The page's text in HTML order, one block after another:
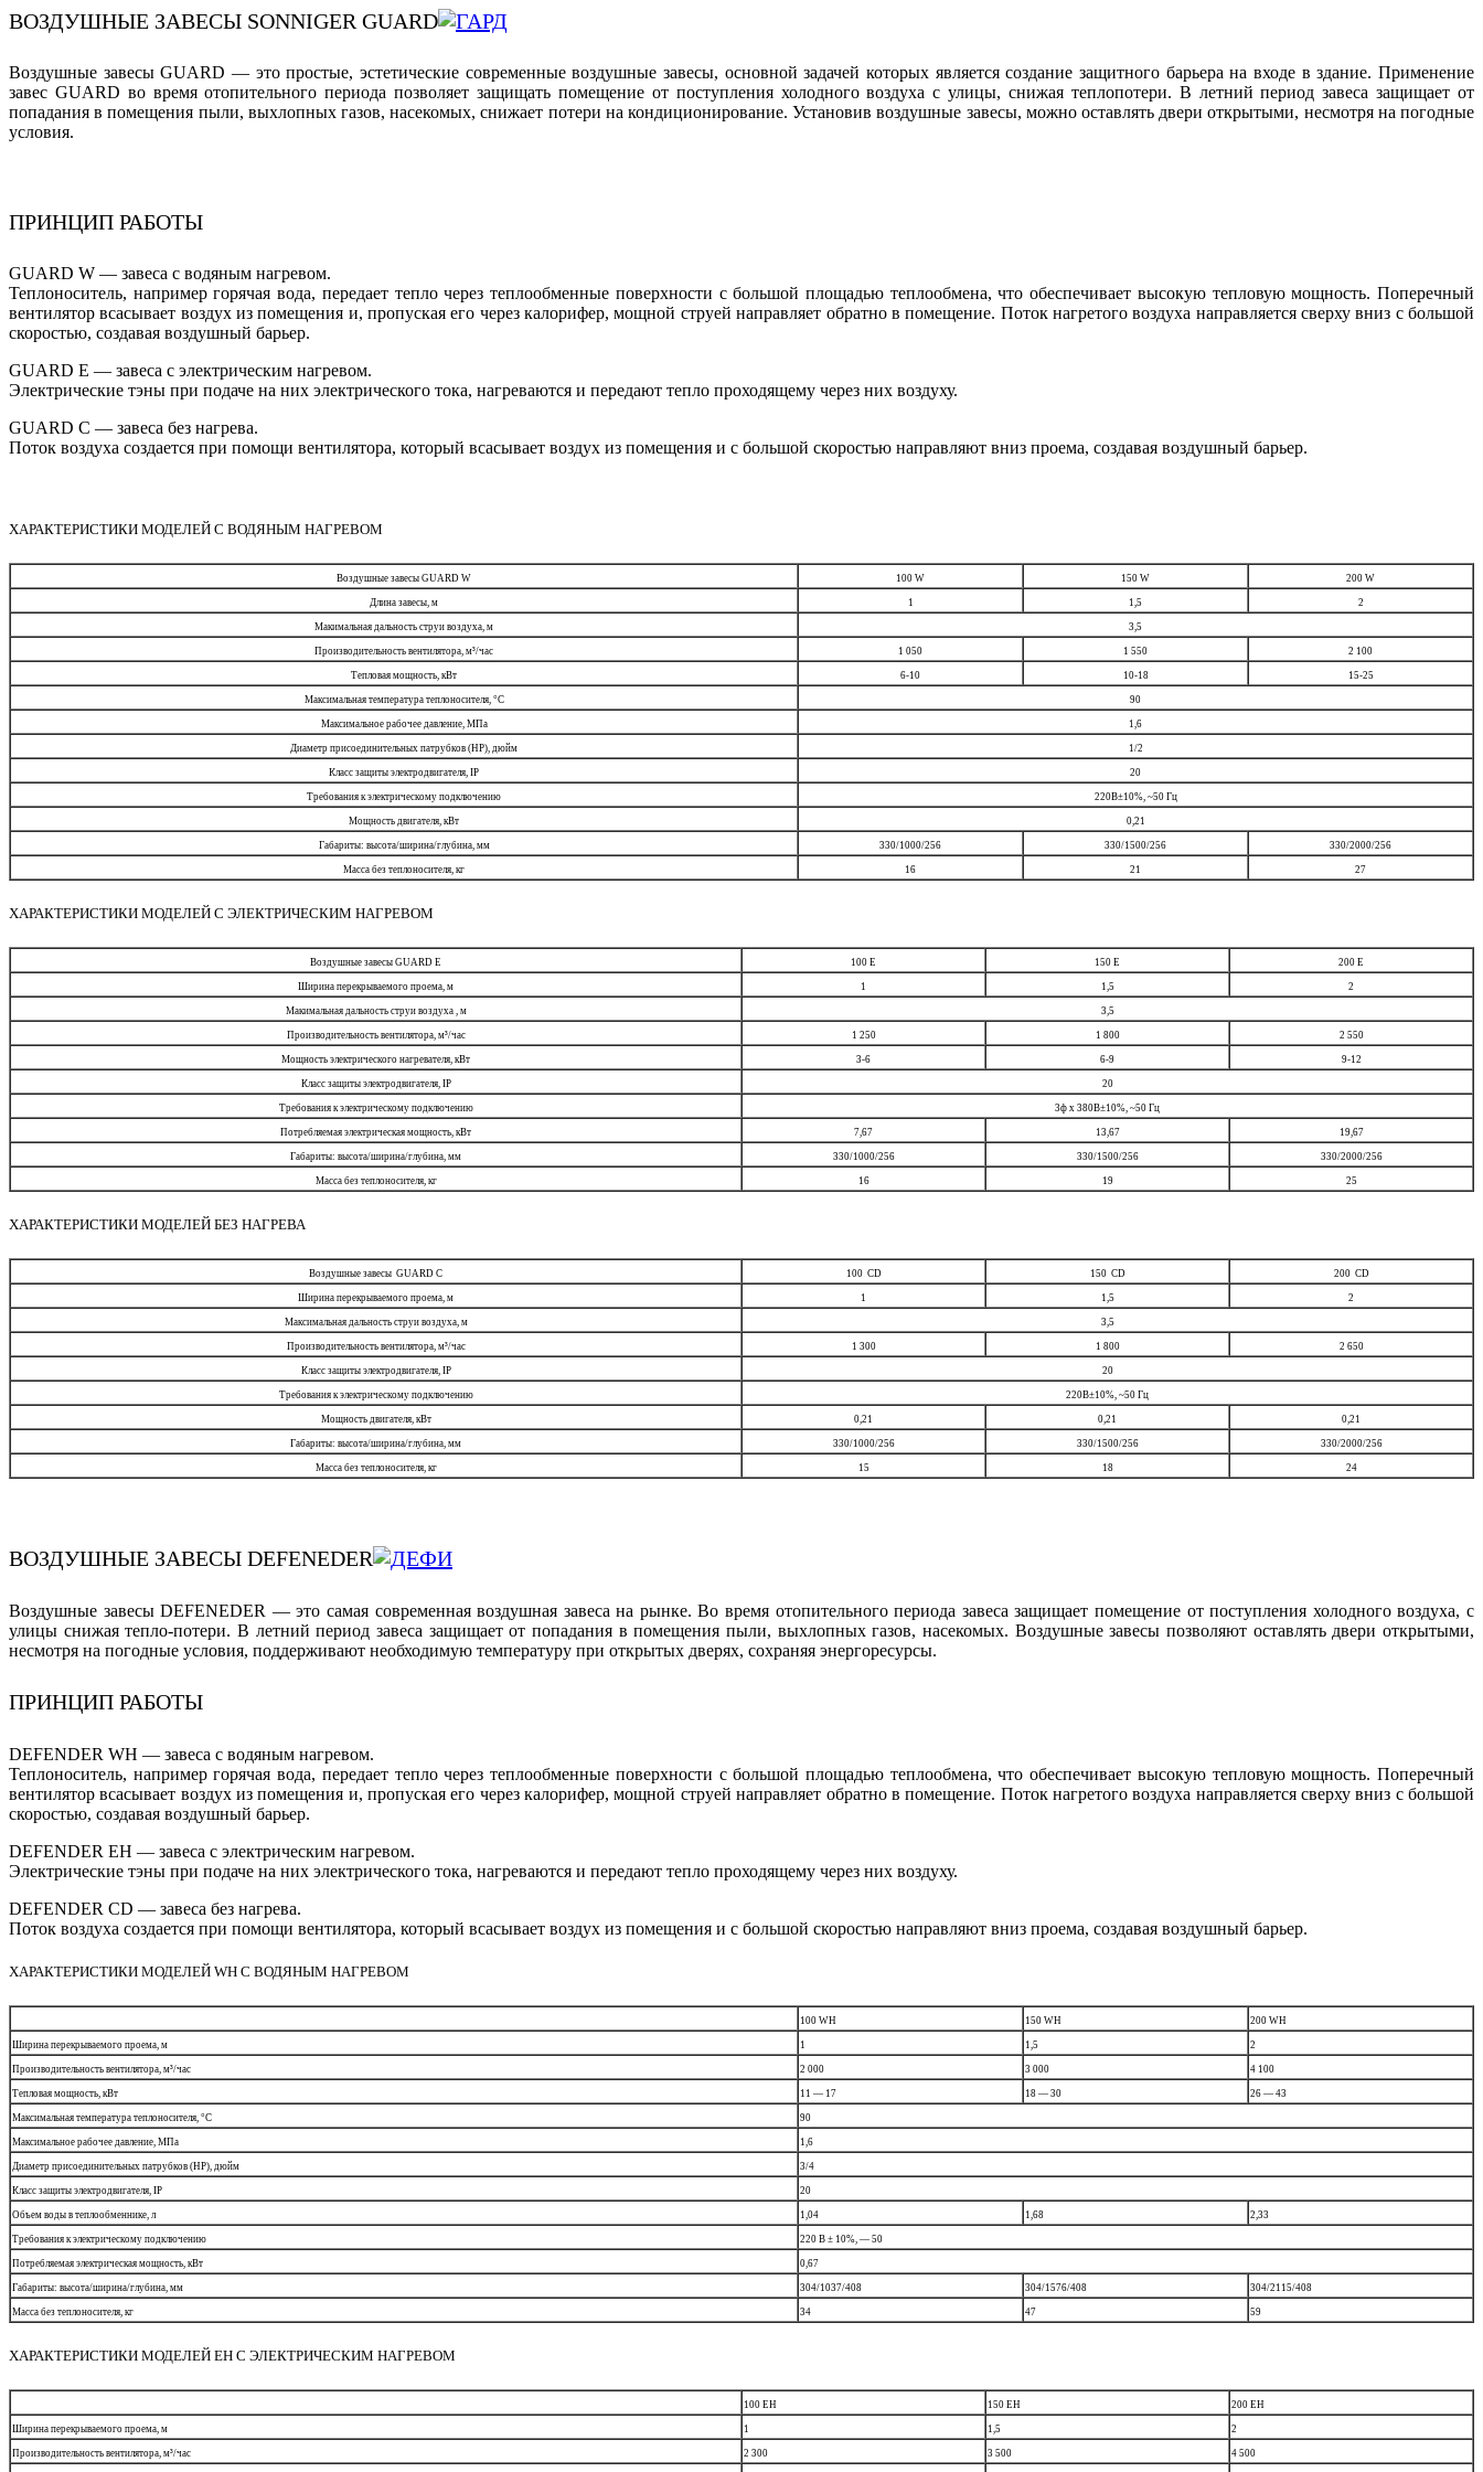
ВОЗДУШНЫЕ ЗАВЕСЫ SONNIGER GUARD
Воздушные завесы GUARD — это простые, эстетические современные воздушные завесы, основной задачей которых является создание защитного барьера на входе в здание. Применение
завес GUARD во время отопительного периода позволяет защищать помещение от поступления холодного воздуха с улицы, снижая теплопотери. В летний период завеса защищает от
попадания в помещения пыли, выхлопных газов, насекомых, снижает потери на кондиционирование. Установив воздушные завесы, можно оставлять двери открытыми, несмотря на погодные
условия.
ПРИНЦИП РАБОТЫ
GUARD W — завеса с водяным нагревом.
Теплоноситель, например горячая вода, передает тепло через теплообменные поверхности с большой площадью теплообмена, что обеспечивает высокую тепловую мощность. Поперечный
вентилятор всасывает воздух из помещения и, пропуская его через калорифер, мощной струей направляет обратно в помещение. Поток нагретого воздуха направляется сверху вниз с большой
скоростью, создавая воздушный барьер.
GUARD E — завеса с электрическим нагревом.
Электрические тэны при подаче на них электрического тока, нагреваются и передают тепло проходящему через них воздуху.
GUARD C — завеса без нагрева.
Поток воздуха создается при помощи вентилятора, который всасывает воздух из помещения и с большой скоростью направляют вниз проема, создавая воздушный барьер.
ХАРАКТЕРИСТИКИ МОДЕЛЕЙ С ВОДЯНЫМ НАГРЕВОМ
Воздушные завесы GUARD W 100 W 150 W 200 W
Длина завесы, м 1 1,5 2
Макимальная дальность струи воздуха, м 3,5
Производительность вентилятора, м³/час 1 050 1 550 2 100
Тепловая мощность, кВт 6-10 10-18 15-25
Максимальная температура теплоносителя, °С 90
Максимальное рабочее давление, МПа 1,6
Диаметр присоединительных патрубков (НР), дюйм 1/2
Класс защиты электродвигателя, IP 20
Требования к электрическому подключению 220В±10%, ~50 Гц
Мощность двигателя, кВт 0,21
Габариты: высота/ширина/глубина, мм 330/1000/256 330/1500/256 330/2000/256
Масса без теплоносителя, кг 16 21 27
ХАРАКТЕРИСТИКИ МОДЕЛЕЙ С ЭЛЕКТРИЧЕСКИМ НАГРЕВОМ
Воздушные завесы GUARD E 100 E 150 E 200 E
Ширина перекрываемого проема, м 1 1,5 2
Макимальная дальность струи воздуха , м 3,5
Производительность вентилятора, м³/час 1 250 1 800 2 550
Мощность электрического нагревателя, кВт 3-6 6-9 9-12
Класс защиты электродвигателя, IP 20
Требования к электрическому подключению 3ф х 380В±10%, ~50 Гц
Потребляемая электрическая мощность, кВт 7,67 13,67 19,67
Габариты: высота/ширина/глубина, мм 330/1000/256 330/1500/256 330/2000/256
Масса без теплоносителя, кг 16 19 25
ХАРАКТЕРИСТИКИ МОДЕЛЕЙ БЕЗ НАГРЕВА
Воздушные завесы GUARD С 100 CD 150 CD 200 CD
Ширина перекрываемого проема, м 1 1,5 2
Макcимальная дальность струи воздуха, м 3,5
Производительность вентилятора, м³/час 1 300 1 800 2 650
Класс защиты электродвигателя, IP 20
Требования к электрическому подключению 220В±10%, ~50 Гц
Мощность двигателя, кВт 0,21 0,21 0,21
Габариты: высота/ширина/глубина, мм 330/1000/256 330/1500/256 330/2000/256
Масса без теплоносителя, кг 15 18 24
ВОЗДУШНЫЕ ЗАВЕСЫ DEFENEDER
Воздушные завесы DEFENEDER — это самая современная воздушная завеса на рынке. Во время отопительного периода завеса защищает помещение от поступления холодного воздуха, с
улицы снижая тепло-потери. В летний период завеса защищает от попадания в помещения пыли, выхлопных газов, насекомых. Воздушные завесы позволяют оставлять двери открытыми,
несмотря на погодные условия, поддерживают необходимую температуру при открытых дверях, сохраняя энергоресурсы.
ПРИНЦИП РАБОТЫ
DEFENDER WH — завеса с водяным нагревом.
Теплоноситель, например горячая вода, передает тепло через теплообменные поверхности с большой площадью теплообмена, что обеспечивает высокую тепловую мощность. Поперечный
вентилятор всасывает воздух из помещения и, пропуская его через калорифер, мощной струей направляет обратно в помещение. Поток нагретого воздуха направляется сверху вниз с большой
скоростью, создавая воздушный барьер.
DEFENDER EH — завеса с электрическим нагревом.
Электрические тэны при подаче на них электрического тока, нагреваются и передают тепло проходящему через них воздуху.
DEFENDER CD — завеса без нагрева.
Поток воздуха создается при помощи вентилятора, который всасывает воздух из помещения и с большой скоростью направляют вниз проема, создавая воздушный барьер.
ХАРАКТЕРИСТИКИ МОДЕЛЕЙ WH С ВОДЯНЫМ НАГРЕВОМ
100 WH 150 WH 200 WH
Ширина перекрываемого проема, м 1 1,5 2
Производительность вентилятора, м³/час 2 000 3 000 4 100
Тепловая мощность, кВт 11 — 17 18 — 30 26 — 43
Максимальная температура теплоносителя, °С 90
Максимальное рабочее давление, МПа 1,6
Диаметр присоединительных патрубков (НР), дюйм 3/4
Класс защиты электродвигателя, IP 20
Объем воды в теплообменнике, л 1,04 1,68 2,33
Требования к электрическому подключению 220 В ± 10%, — 50
Потребляемая электрическая мощность, кВт 0,67
Габариты: высота/ширина/глубина, мм 304/1037/408 304/1576/408 304/2115/408
Масса без теплоносителя, кг 34 47 59
ХАРАКТЕРИСТИКИ МОДЕЛЕЙ EH С ЭЛЕКТРИЧЕСКИМ НАГРЕВОМ
100 EH 150 EH 200 EH
Ширина перекрываемого проема, м 1 1,5 2
Производительность вентилятора, м³/час 2 300 3 500 4 500